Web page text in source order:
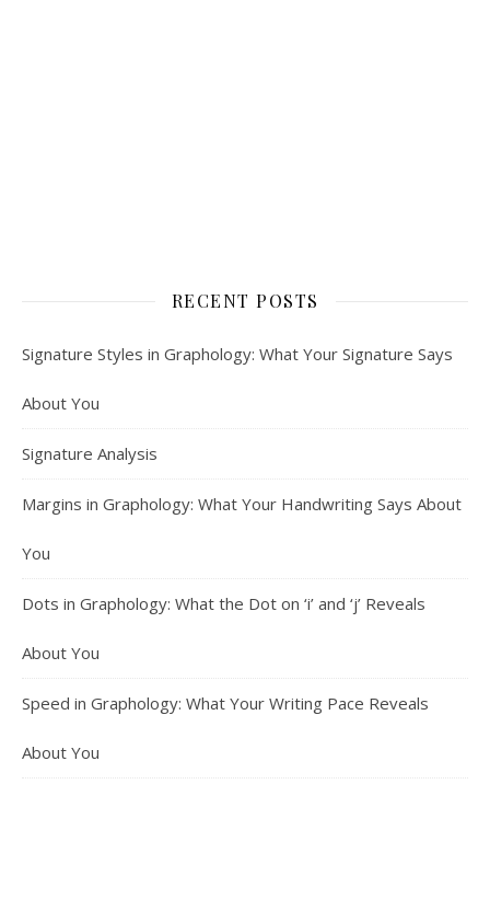
RECENT POSTS
Signature Styles in Graphology: What Your Signature Says
About You
Signature Analysis
Margins in Graphology: What Your Handwriting Says About
You
Dots in Graphology: What the Dot on ‘i’ and ‘j’ Reveals
About You
Speed in Graphology: What Your Writing Pace Reveals
About You